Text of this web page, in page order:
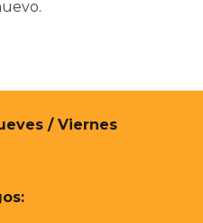
/ Viernes